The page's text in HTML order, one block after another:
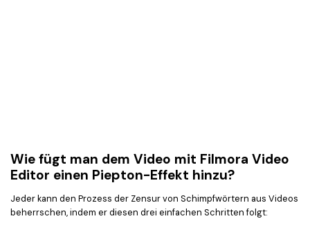
Wie fügt man dem Video mit Filmora Video
Editor einen Piepton-Effekt hinzu?
Jeder kann den Prozess der Zensur von Schimpfwörtern aus Videos
beherrschen, indem er diesen drei einfachen Schritten folgt: